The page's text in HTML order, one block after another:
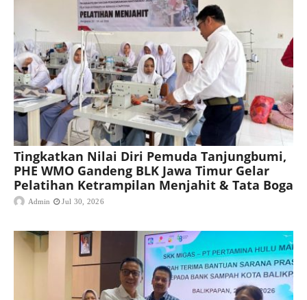
Tingkatkan Nilai Diri Pemuda Tanjungbumi,
PHE WMO Gandeng BLK Jawa Timur Gelar
Pelatihan Ketrampilan Menjahit & Tata Boga
Admin Jul 30, 2026